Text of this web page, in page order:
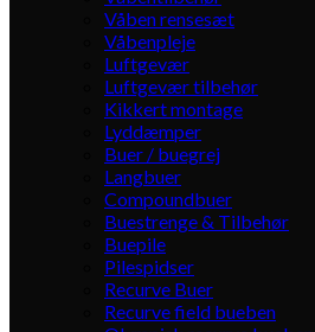
Våben rensesæt
Våbenpleje
Luftgevær
Luftgevær tilbehør
Kikkert montage
Lyddæmper
Buer / buegrej
Langbuer
Compoundbuer
Buestrenge & Tilbehør
Buepile
Pilespidser
Recurve Buer
Recurve field bueben